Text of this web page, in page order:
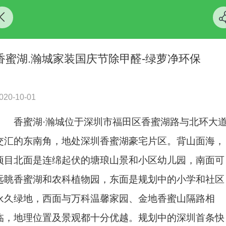
蜜湖.瀚城家装国庆节除甲醛-绿萝净环保
10-01
香蜜湖·瀚城位于深圳市福田区香蜜湖路与北环大
汇的东南角，地处深圳香蜜湖豪宅片区。背山面海，
目北面是连绵起伏的塘琅山景和小区幼儿园，南面可
眺香蜜湖和农科植物园，东面是规划中的小学和社区
久绿地，西面与万科温馨家园 、 金地香蜜山隔路相
，地理位置及景观都十分优越。规划中的深圳首条快